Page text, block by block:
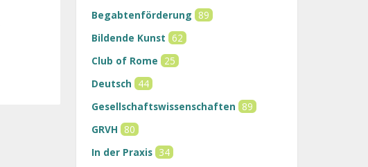
Begabtenförderung 89
Bildende Kunst 62
Club of Rome 25
Deutsch 44
Gesellschaftswissenschaften 89
GRVH 80
In der Praxis 34